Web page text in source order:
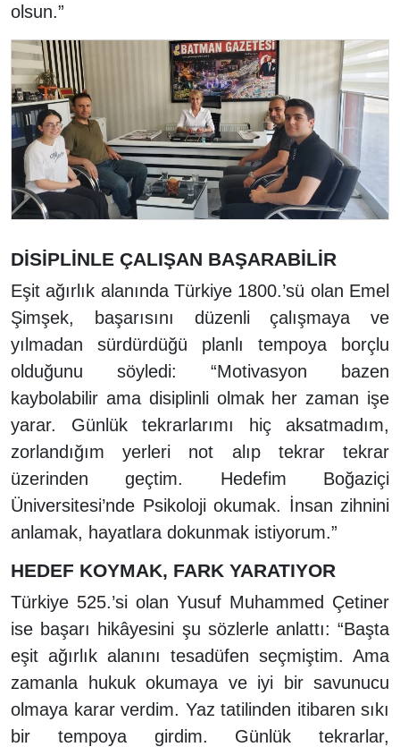
olsun.”
DİSİPLİNLE ÇALIŞAN BAŞARABİLİR
Eşit ağırlık alanında Türkiye 1800.’sü olan Emel
Şimşek, başarısını düzenli çalışmaya ve
yılmadan sürdürdüğü planlı tempoya borçlu
olduğunu söyledi: “Motivasyon bazen
kaybolabilir ama disiplinli olmak her zaman işe
yarar. Günlük tekrarlarımı hiç aksatmadım,
zorlandığım yerleri not alıp tekrar tekrar
üzerinden geçtim. Hedefim Boğaziçi
Üniversitesi’nde Psikoloji okumak. İnsan zihnini
anlamak, hayatlara dokunmak istiyorum.”
HEDEF KOYMAK, FARK YARATIYOR
Türkiye 525.’si olan Yusuf Muhammed Çetiner
ise başarı hikâyesini şu sözlerle anlattı: “Başta
eşit ağırlık alanını tesadüfen seçmiştim. Ama
zamanla hukuk okumaya ve iyi bir savunucu
olmaya karar verdim. Yaz tatilinden itibaren sıkı
bir tempoya girdim. Günlük tekrarlar,